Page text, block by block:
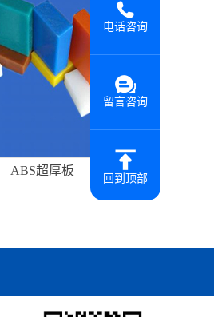
ABS超厚板
电话咨询
留言咨询
回到顶部